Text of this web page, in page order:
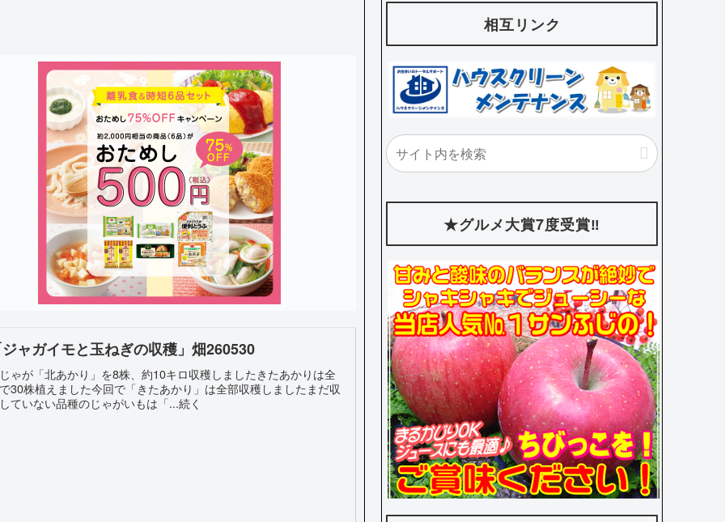
ャガイモと玉ねぎの収穫」畑260530
ゃが「北あかり」を8株、約10キロ収穫しましたきたあかりは全
30株植えました今回で「きたあかり」は全部収穫しましたまだ収
ていない品種のじゃがいもは「...続く
相互リンク
★グルメ大賞7度受賞‼️